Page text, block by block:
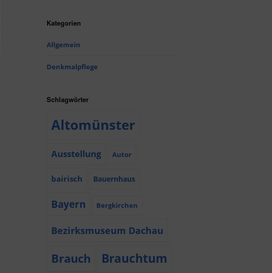
Kategorien
Allgemein
Denkmalpflege
Schlagwörter
Altomünster
Ausstellung Autor
bairisch Bauernhaus
Bayern Bergkirchen
Bezirksmuseum Dachau
Brauch Brauchtum